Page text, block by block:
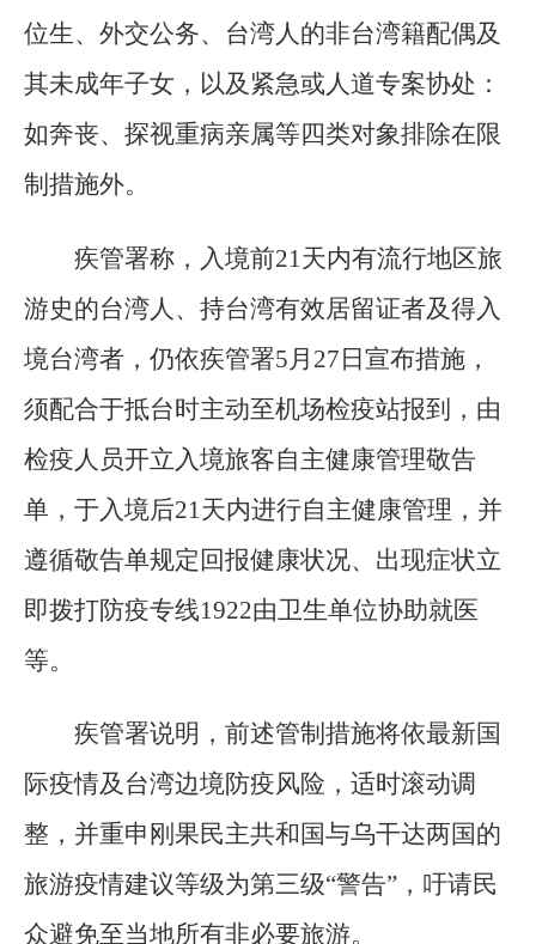
位生、外交公务、台湾人的非台湾籍配偶及
其未成年子女，以及紧急或人道专案协处：
如奔丧、探视重病亲属等四类对象排除在限
制措施外。
疾管署称，入境前21天内有流行地区旅
游史的台湾人、持台湾有效居留证者及得入
境台湾者，仍依疾管署5月27日宣布措施，
须配合于抵台时主动至机场检疫站报到，由
检疫人员开立入境旅客自主健康管理敬告
单，于入境后21天内进行自主健康管理，并
遵循敬告单规定回报健康状况、出现症状立
即拨打防疫专线1922由卫生单位协助就医
等。
疾管署说明，前述管制措施将依最新国
际疫情及台湾边境防疫风险，适时滚动调
整，并重申刚果民主共和国与乌干达两国的
旅游疫情建议等级为第三级“警告”，吁请民
众避免至当地所有非必要旅游。